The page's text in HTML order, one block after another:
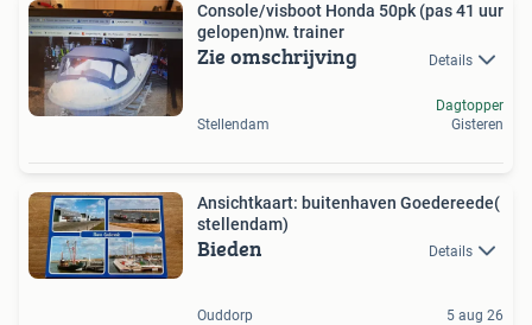
Console/visboot Honda 50pk (pas 41 uur
gelopen)nw. trainer
Zie omschrijving Details
Stellendam
Dagtopper
Gisteren
Ansichtkaart: buitenhaven Goedereede(
stellendam)
Bieden Details
Ouddorp 5 aug 26